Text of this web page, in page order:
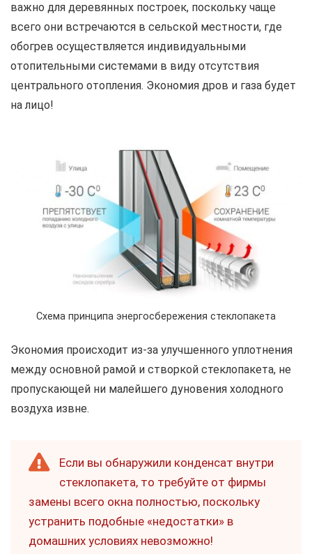
важно для деревянных построек, поскольку чаще
всего они встречаются в сельской местности, где
обогрев осуществляется индивидуальными
отопительными системами в виду отсутствия
центрального отопления. Экономия дров и газа будет
на лицо!
Схема принципа энергосбережения стеклопакета
Экономия происходит из-за улучшенного уплотнения
между основной рамой и створкой стеклопакета, не
пропускающей ни малейшего дуновения холодного
воздуха извне.
Если вы обнаружили конденсат внутри
стеклопакета, то требуйте от фирмы
замены всего окна полностью, поскольку
устранить подобные «недостатки» в
домашних условиях невозможно!